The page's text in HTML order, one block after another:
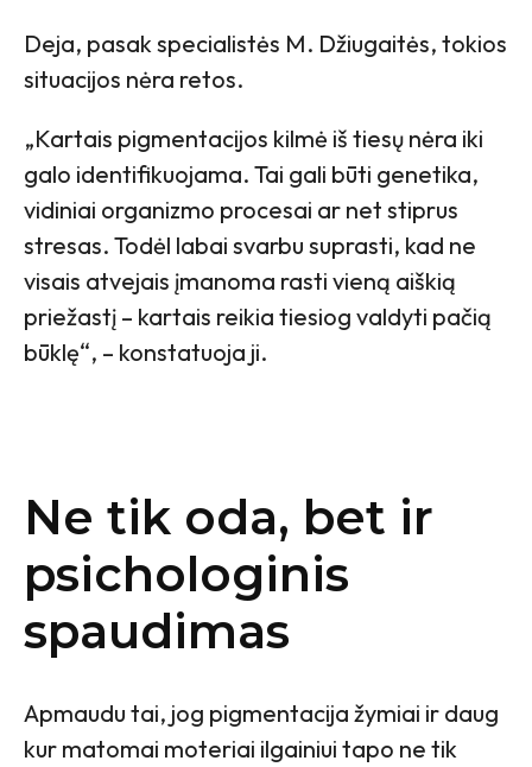
Deja, pasak specialistės M. Džiugaitės, tokios
situacijos nėra retos.
„Kartais pigmentacijos kilmė iš tiesų nėra iki
galo identifikuojama. Tai gali būti genetika,
vidiniai organizmo procesai ar net stiprus
stresas. Todėl labai svarbu suprasti, kad ne
visais atvejais įmanoma rasti vieną aiškią
priežastį – kartais reikia tiesiog valdyti pačią
būklę“, – konstatuoja ji.
Ne tik oda, bet ir
psichologinis
spaudimas
Apmaudu tai, jog pigmentacija žymiai ir daug
kur matomai moteriai ilgainiui tapo ne tik